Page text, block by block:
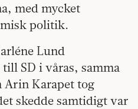
med mycket
politik.
Lund
SD i våras, samma
Arin Karapet tog
skedde samtidigt var